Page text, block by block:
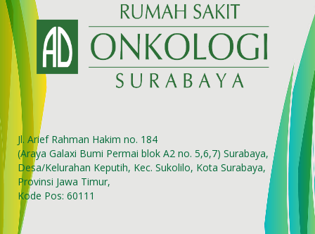
Jl. Arief Rahman Hakim no. 184
(Araya Galaxi Bumi Permai blok A2 no. 5,6,7) Surabaya,
Desa/Kelurahan Keputih, Kec. Sukolilo, Kota Surabaya,
Provinsi Jawa Timur,
Kode Pos: 60111